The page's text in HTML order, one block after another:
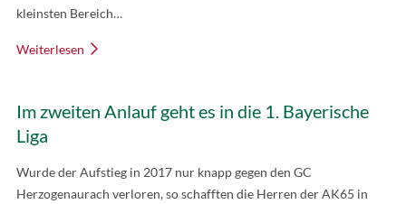
kleinsten Bereich…
Weiterlesen
Im zweiten Anlauf geht es in die 1. Bayerische
Liga
Wurde der Aufstieg in 2017 nur knapp gegen den GC
Herzogenaurach verloren, so schafften die Herren der AK65 in